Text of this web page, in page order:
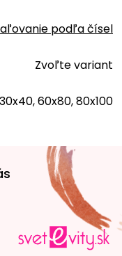
podľa čísel
Zvoľte variant
60x80, 80x100